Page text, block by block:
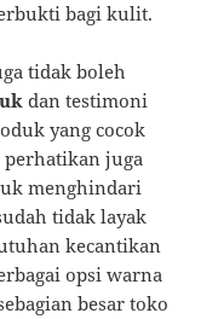
bagi kulit.
tidak boleh
dan testimoni
yang cocok
juga
menghindari
tidak layak
kecantikan
opsi warna
besar toko